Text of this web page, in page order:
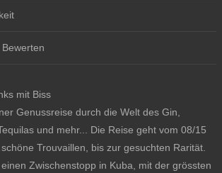
Bewerten
mit Biss
Genussreise durch die Welt des Gin,
und mehr... Die Reise geht vom 08/15
Trouvaillen, bis zur gesuchten Rarität.
Zwischenstopp in Kuba, mit der grössten